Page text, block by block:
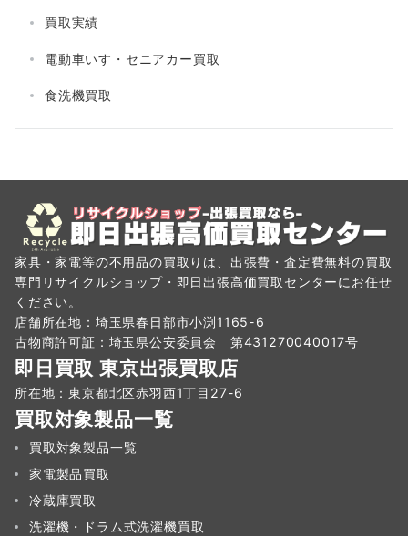
買取実績
電動車いす・セニアカー買取
食洗機買取
家具・家電等の不用品の買取りは、出張費・査定費無料の買取
専門リサイクルショップ・即日出張高価買取センターにお任せ
ください。
店舗所在地：埼玉県春日部市小渕1165-6
古物商許可証：埼玉県公安委員会 第431270040017号
即日買取 東京出張買取店
所在地：東京都北区赤羽西1丁目27-6
買取対象製品一覧
買取対象製品一覧
家電製品買取
冷蔵庫買取
洗濯機・ドラム式洗濯機買取